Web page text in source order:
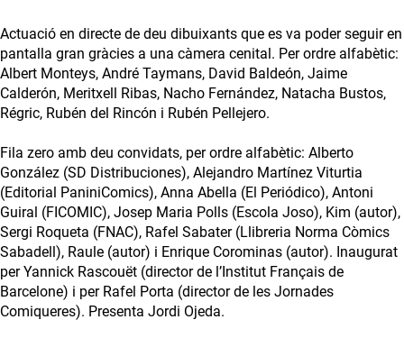
Actuació en directe de deu dibuixants que es va poder seguir en
pantalla gran gràcies a una càmera cenital. Per ordre alfabètic:
Albert Monteys, André Taymans, David Baldeón, Jaime
Calderón, Meritxell Ribas, Nacho Fernández, Natacha Bustos,
Régric, Rubén del Rincón i Rubén Pellejero.
Fila zero amb deu convidats, per ordre alfabètic: Alberto
González (SD Distribuciones), Alejandro Martínez Viturtia
(Editorial PaniniComics), Anna Abella (El Periódico), Antoni
Guiral (FICOMIC), Josep Maria Polls (Escola Joso), Kim (autor),
Sergi Roqueta (FNAC), Rafel Sabater (Llibreria Norma Còmics
Sabadell), Raule (autor) i Enrique Corominas (autor). Inaugurat
per Yannick Rascouët (director de l’Institut Français de
Barcelone) i per Rafel Porta (director de les Jornades
Comiqueres). Presenta Jordi Ojeda.